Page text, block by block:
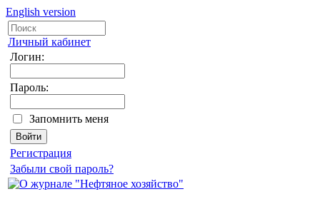
English version
Личный кабинет
Логин:
Пароль:
Запомнить меня
Регистрация
Забыли свой пароль?